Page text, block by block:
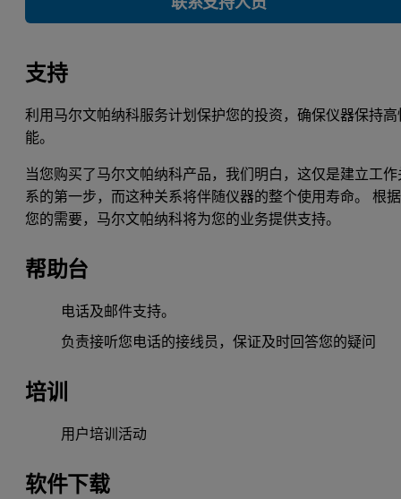
支持
利用马尔文帕纳科服务计划保护您的投资，确保仪器保持高
能。
当您购买了马尔文帕纳科产品，我们明白，这仅是建立工作
系的第一步，而这种关系将伴随仪器的整个使用寿命。 根据
您的需要，马尔文帕纳科将为您的业务提供支持。
帮助台
电话及邮件支持。
负责接听您电话的接线员，保证及时回答您的疑问
培训
用户培训活动
软件下载